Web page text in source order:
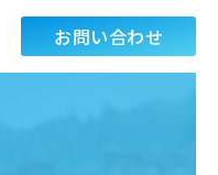
お問い合わせ